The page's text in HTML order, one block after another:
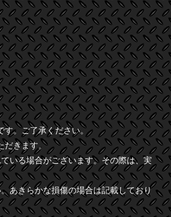
す。ご了承ください。
だきます。
いる場合がございます。その際は、実
あきらかな損傷の場合は記載しており